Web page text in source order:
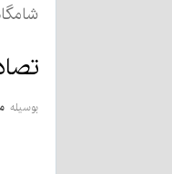
شامگاه
تصادف
بوسیله